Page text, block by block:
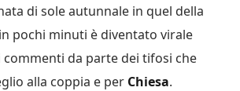
di sole autunnale in quel della
pochi minuti è diventato virale
da parte dei tifosi che
alla coppia e per Chiesa.